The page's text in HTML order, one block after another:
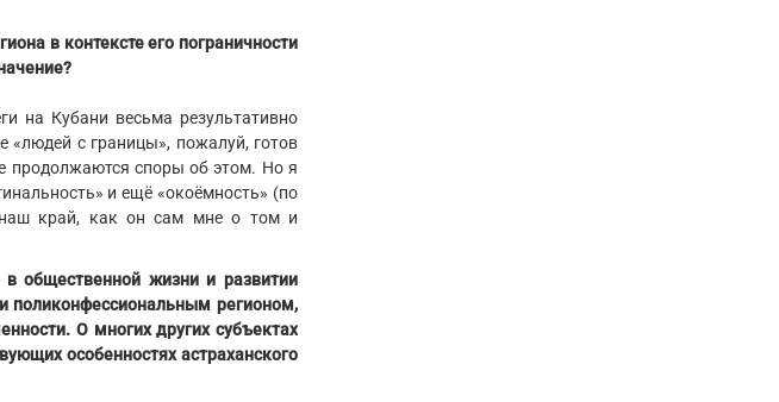
в контексте его пограничности
на Кубани весьма результативно
«людей с границы», пожалуй, готов
продолжаются споры об этом. Но я
и ещё «окоёмность» (по
наш край, как он сам мне о том и
общественной жизни и развитии
поликонфессиональным регионом,
О многих других субъектах
особенностях астраханского